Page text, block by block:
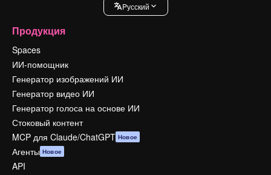
Pусский
Продукция
Spaces
ИИ-помощник
Генератор изображений ИИ
Генератор видео ИИ
Генератор голоса на основе ИИ
Стоковый контент
MCP для Claude/ChatGPT Новое
Агенты Новое
API